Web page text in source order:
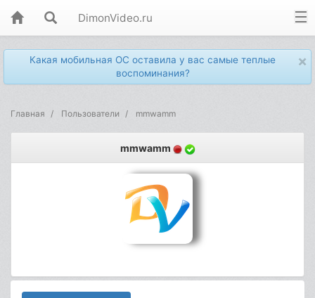
DimonVideo.ru
×
Какая мобильная ОС оставила у вас самые теплые
воспоминания?
Главная Пользователи mmwamm
mmwamm